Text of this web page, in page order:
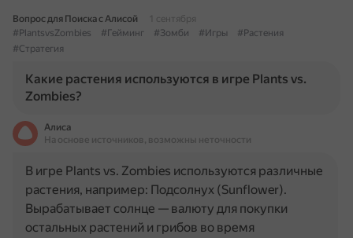
Вопрос для Поиска с Алисой
1 сентября
#PlantsvsZombies
#Гейминг #Зомби #Игры
#Растения
#Стратегия
Какие растения используются в игре Plants vs.
Zombies?
Алиса
На основе источников, возможны неточности
В игре Plants vs. Zombies используются различные
растения, например: Подсолнух (Sunflower).
Вырабатывает солнце — валюту для покупки
остальных растений и грибов во время